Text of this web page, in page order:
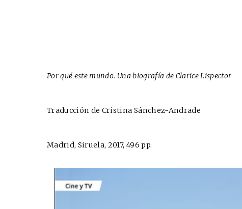
Por qué este mundo. Una biografía de Clarice Lispector
Traducción de Cristina Sánchez-Andrade
Madrid, Siruela, 2017, 496 pp.